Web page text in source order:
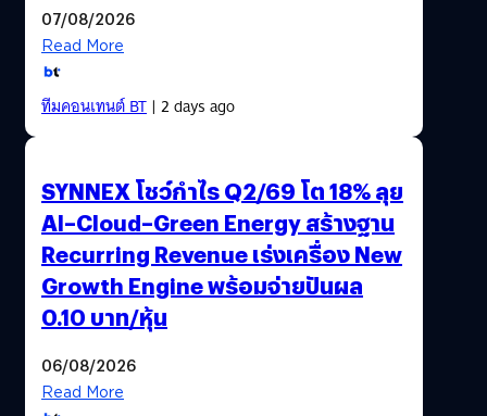
07/08/2026
Read More
ทีมคอนเทนต์ BT| 2 days ago
SYNNEX โชว์กำไร Q2/69 โต 18% ลุย
AI–Cloud–Green Energy สร้างฐาน
Recurring Revenue เร่งเครื่อง New
Growth Engine พร้อมจ่ายปันผล
0.10 บาท/หุ้น
06/08/2026
Read More